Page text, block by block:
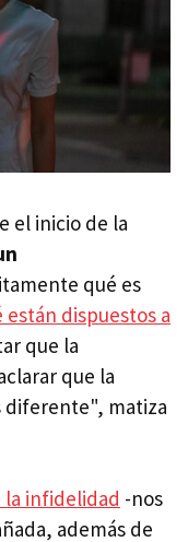
el inicio de la
qué es
dispuestos a
que la
que la
diferente", matiza
la infidelidad -nos
además de